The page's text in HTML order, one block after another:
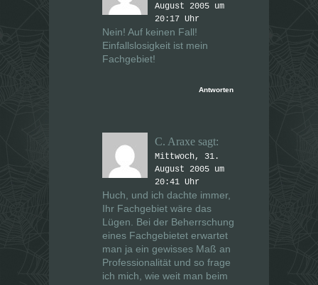
August 2005 um
20:17 Uhr
Nein! Auf keinen Fall!
Einfallslosigkeit ist mein
Fachgebiet!
Antworten
C. Araxe sagt:
Mittwoch, 31.
August 2005 um
20:41 Uhr
Huch, und ich dachte immer,
Ihr Fachgebiet wäre das
Lügen. Bei der Beherrschung
eines Fachgebietet erwartet
man ja ein gewisses Maß an
Professionalität und so frage
ich mich, wie weit man beim